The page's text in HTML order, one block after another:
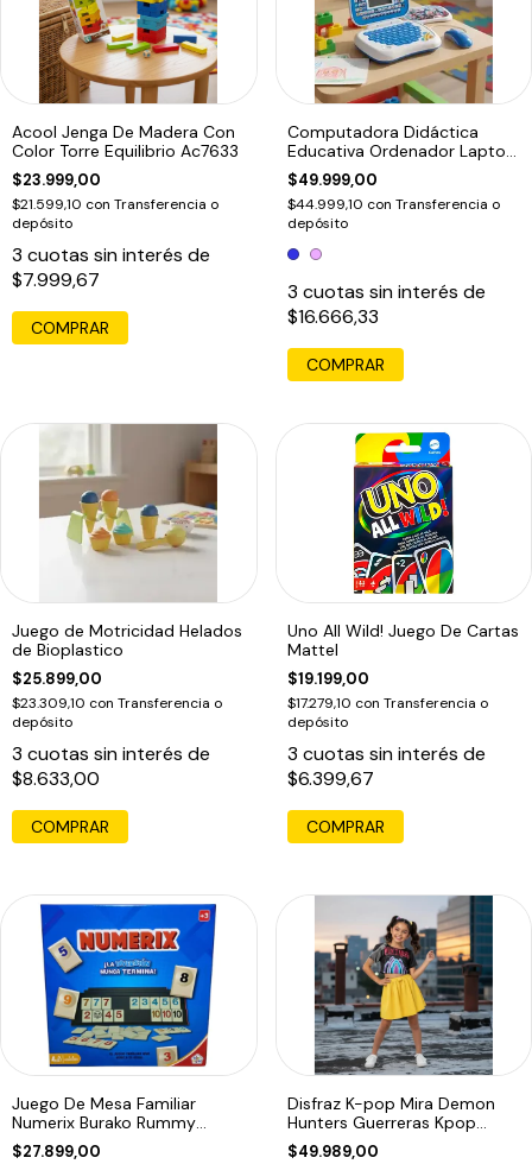
Acool Jenga De Madera Con
Color Torre Equilibrio Ac7633
$23.999,00
$21.599,10 con Transferencia o
depósito
3 cuotas sin interés de
$7.999,67
COMPRAR
Computadora Didáctica
Educativa Ordenador Laptop
Infantil
$49.999,00
$44.999,10 con Transferencia o
depósito
3 cuotas sin interés de
$16.666,33
COMPRAR
Juego de Motricidad Helados
de Bioplastico
$25.899,00
$23.309,10 con Transferencia o
depósito
3 cuotas sin interés de
$8.633,00
Uno All Wild! Juego De Cartas
Mattel
$19.199,00
$17.279,10 con Transferencia o
depósito
3 cuotas sin interés de
$6.399,67
COMPRAR
Juego De Mesa Familiar
Numerix Burako Rummy
Clasico
$27.899,00
Disfraz K-pop Mira Demon
Hunters Guerreras Kpop
Infantil Mira
$49.989,00